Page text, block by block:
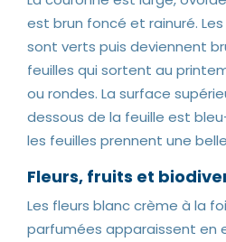
est brun foncé et rainuré.
sont verts puis deviennent
feuilles qui sortent au
ou rondes. La surface
dessous de la feuille est
les feuilles prennent une
Fleurs, fruits et
Les fleurs blanc crème à la
parfumées apparaissent en